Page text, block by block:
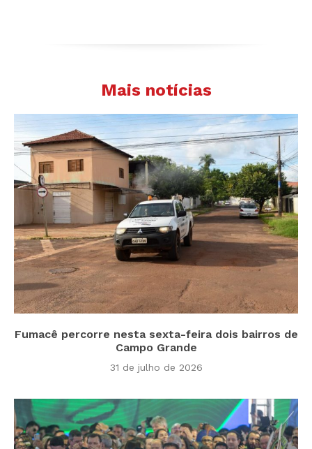
Mais notícias
Fumacê percorre nesta sexta-feira dois bairros de
Campo Grande
31 de julho de 2026